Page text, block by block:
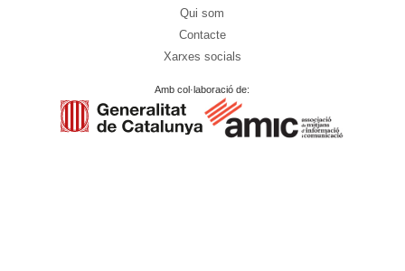
Qui som
Contacte
Xarxes socials
Amb col·laboració de: